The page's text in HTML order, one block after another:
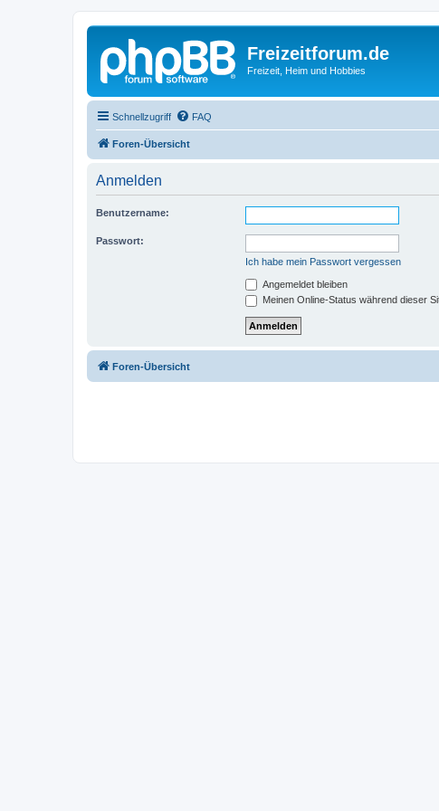
Freizeitforum.de
Freizeit, Heim und Hobbies
Schnellzugriff FAQ
Foren-Übersicht
Anmelden
Benutzername:
Passwort:
Ich habe mein Passwort vergessen
Angemeldet bleiben
Meinen Online-Status während dieser
Foren-Übersicht